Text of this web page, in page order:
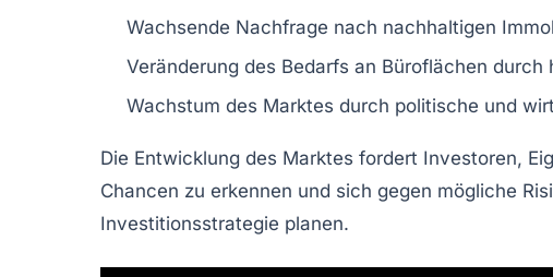
Wachsende Nachfrage nach nachhaltigen
Veränderung des Bedarfs an Büroflächen durch
Wachstum des Marktes durch politische und
Die Entwicklung des Marktes fordert Investoren,
Chancen zu erkennen und sich gegen mögliche
Investitionsstrategie planen.